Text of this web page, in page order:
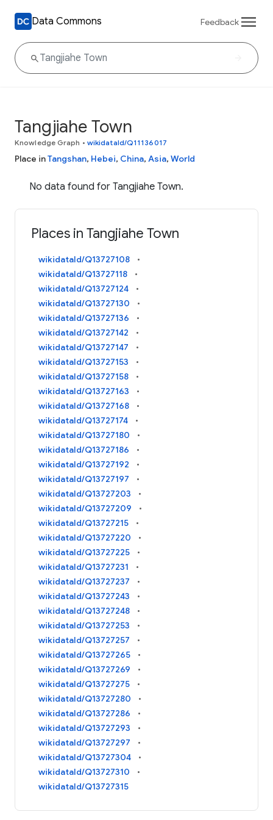
Data Commons Feedback
Tangjiahe Town
Knowledge Graph • wikidataId/Q11136017
Place inTangshan, Hebei, China, Asia, World
No data found for Tangjiahe Town.
Places in Tangjiahe Town
wikidataId/Q13727108
wikidataId/Q13727118
wikidataId/Q13727124
wikidataId/Q13727130
wikidataId/Q13727136
wikidataId/Q13727142
wikidataId/Q13727147
wikidataId/Q13727153
wikidataId/Q13727158
wikidataId/Q13727163
wikidataId/Q13727168
wikidataId/Q13727174
wikidataId/Q13727180
wikidataId/Q13727186
wikidataId/Q13727192
wikidataId/Q13727197
wikidataId/Q13727203
wikidataId/Q13727209
wikidataId/Q13727215
wikidataId/Q13727220
wikidataId/Q13727225
wikidataId/Q13727231
wikidataId/Q13727237
wikidataId/Q13727243
wikidataId/Q13727248
wikidataId/Q13727253
wikidataId/Q13727257
wikidataId/Q13727265
wikidataId/Q13727269
wikidataId/Q13727275
wikidataId/Q13727280
wikidataId/Q13727286
wikidataId/Q13727293
wikidataId/Q13727297
wikidataId/Q13727304
wikidataId/Q13727310
wikidataId/Q13727315